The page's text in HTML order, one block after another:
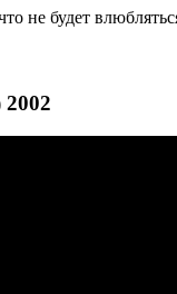
не будет